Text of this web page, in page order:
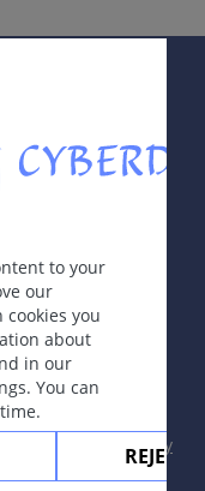
异性分布，与遗传
分泌疾病有关。
是5-α-还原酶活性
。
式，颞两侧，头顶
to your
our
you
about
in our
You can
REJECT
editorial
Editorial Group
- Concept and
Zurich
Privacy